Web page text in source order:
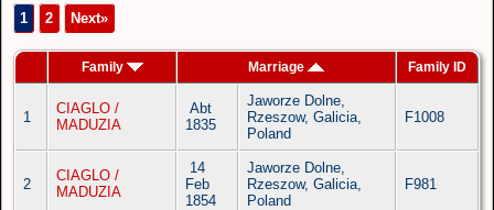
1 2 Next»
Family Marriage Family ID
1
CIAGLO /
MADUZIA
Abt
1835
Jaworze Dolne,
Rzeszow, Galicia,
Poland
F1008
2
CIAGLO /
MADUZIA
14
Feb
1854
Jaworze Dolne,
Rzeszow, Galicia,
Poland
F981